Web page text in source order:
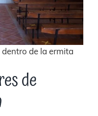
de la ermita
de